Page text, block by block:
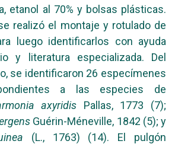
etanol al 70% y bolsas plásticas.
realizó el montaje y rotulado de
luego identificarlos con ayuda
y literatura especializada. Del
se identificaron 26 especímenes
a las especies de
axyridis Pallas, 1773 (7);
Guérin-Méneville, 1842 (5); y
(L., 1763) (14). El pulgón